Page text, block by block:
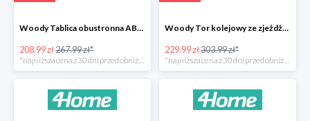
Woody Tablica obustronna ABC -22%
208.99 zł267.99 zł*
*najniższa cena z 30 dni przed obniżką
Woody Tor kolejowy ze zjeżdżalnią i żurawiem -24%
229.99 zł303.99 zł*
*najniższa cena z 30 dni przed obniżką